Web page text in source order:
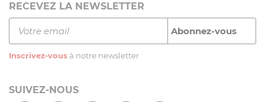
RECEVEZ LA NEWSLETTER
Inscrivez-vous à notre newsletter
SUIVEZ-NOUS